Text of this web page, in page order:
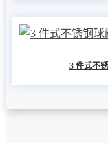
3 件式不